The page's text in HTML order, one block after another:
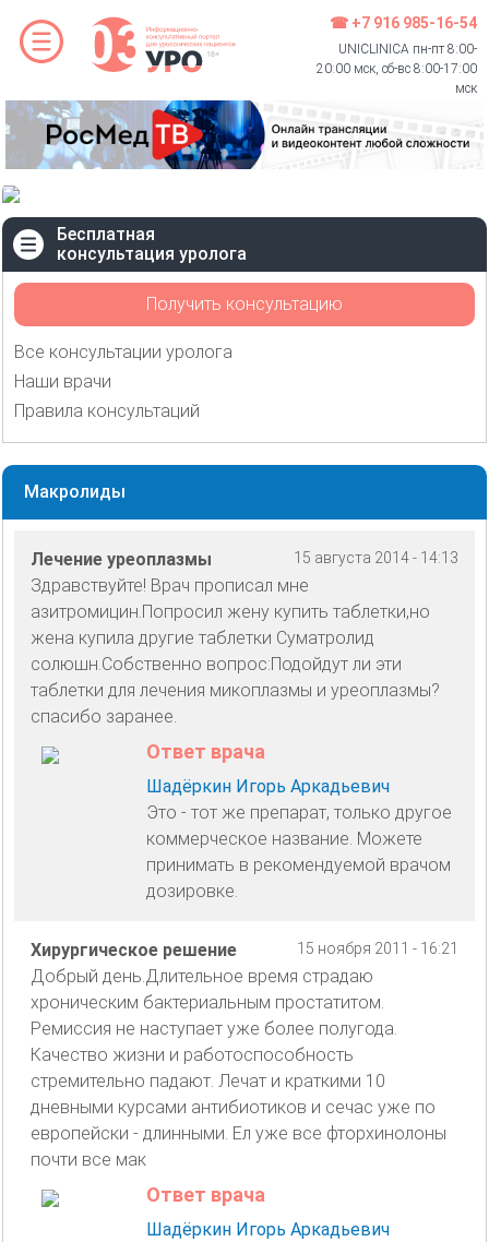
☎ +7 916 985-16-54
UNICLINICA пн-пт 8:00-
20:00 мск, сб-вс 8:00-17:00
мск
Бесплатная
консультация уролога
Получить консультацию
Все консультации уролога
Наши врачи
Правила консультаций
Макролиды
15 августа 2014 - 14:13
Лечение уреоплазмы
Здравствуйте! Врач прописал мне
азитромицин.Попросил жену купить таблетки,но
жена купила другие таблетки Суматролид
солюшн.Собственно вопрос:Подойдут ли эти
таблетки для лечения микоплазмы и уреоплазмы?
спасибо заранее.
Ответ врача
Шадёркин Игорь Аркадьевич
Это - тот же препарат, только другое
коммерческое название. Можете
принимать в рекомендуемой врачом
дозировке.
15 ноября 2011 - 16:21
Хирургическое решение
Добрый день.Длительное время страдаю
хроническим бактериальным простатитом.
Ремиссия не наступает уже более полугода.
Качество жизни и работоспособность
стремительно падают. Лечат и краткими 10
дневными курсами антибиотиков и сечас уже по
европейски - длинными. Ел уже все фторхинолоны
почти все мак
Ответ врача
Шадёркин Игорь Аркадьевич